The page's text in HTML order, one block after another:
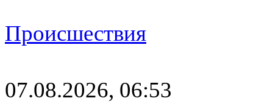
Происшествия
07.08.2026, 06:53